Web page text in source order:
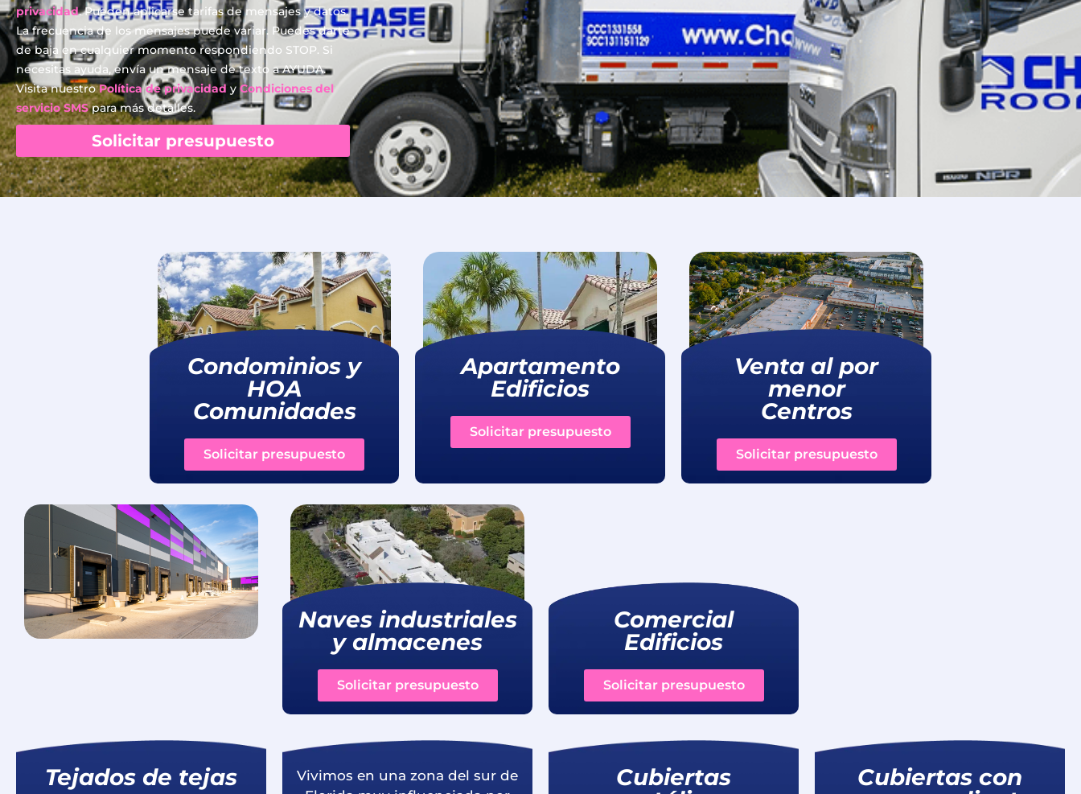
privacidad. Pueden aplicarse tarifas de mensajes y datos.
La frecuencia de los mensajes puede variar. Puedes darte
de baja en cualquier momento respondiendo STOP. Si
necesitas ayuda, envía un mensaje de texto a AYUDA.
Visita nuestroPolítica de privacidady Condiciones del
servicio SMSpara más detalles.
Solicitar presupuesto
Condominios y
HOA
Comunidades
Solicitar presupuesto
Apartamento
Edificios
Solicitar presupuesto
Venta al por
menor
Centros
Solicitar presupuesto
Naves industriales
y almacenes
Solicitar presupuesto
Comercial
Edificios
Solicitar presupuesto
Tejados de tejas
Vivimos en una zona del sur de
Cubiertas
Cubiertas con